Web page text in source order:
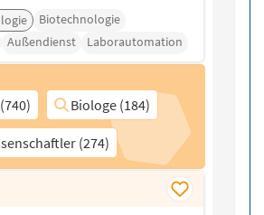
Biotechnologie
Außendienst Laborautomation
Biologe (184)
(274)